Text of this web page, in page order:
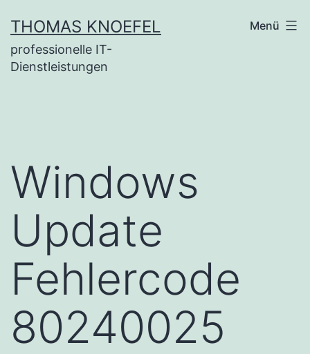
Inhalt
springen
THOMAS KNOEFEL
professionelle IT-
Dienstleistungen
Menü
Windows
Update
Fehlercode
80240025